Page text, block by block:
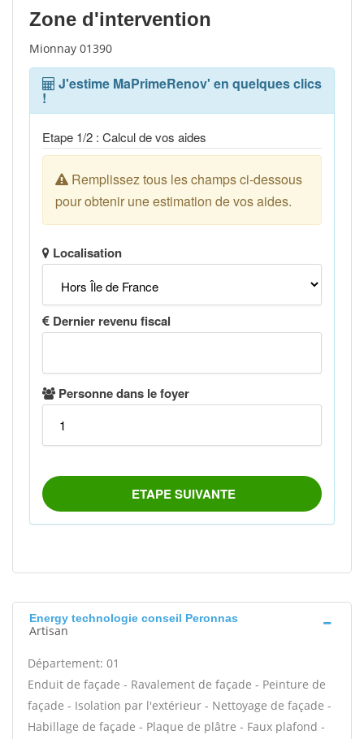
Zone d'intervention
Mionnay 01390
Energy technologie conseil Peronnas
Artisan
Département: 01
Enduit de façade - Ravalement de façade - Peinture de
façade - Isolation par l'extérieur - Nettoyage de façade -
Habillage de façade - Plaque de plâtre - Faux plafond -